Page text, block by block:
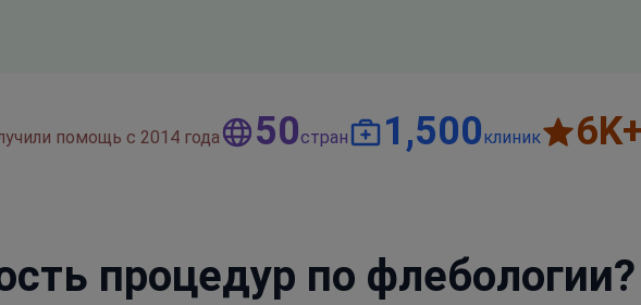
помощь с 2014 года 50стран 1,500клиник 6
процедур по флебологии?